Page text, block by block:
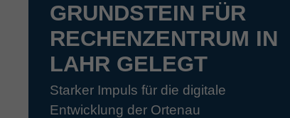
GRUNDSTEIN FÜR
RECHENZENTRUM IN
LAHR GELEGT
Starker Impuls für die digitale
Entwicklung der Ortenau